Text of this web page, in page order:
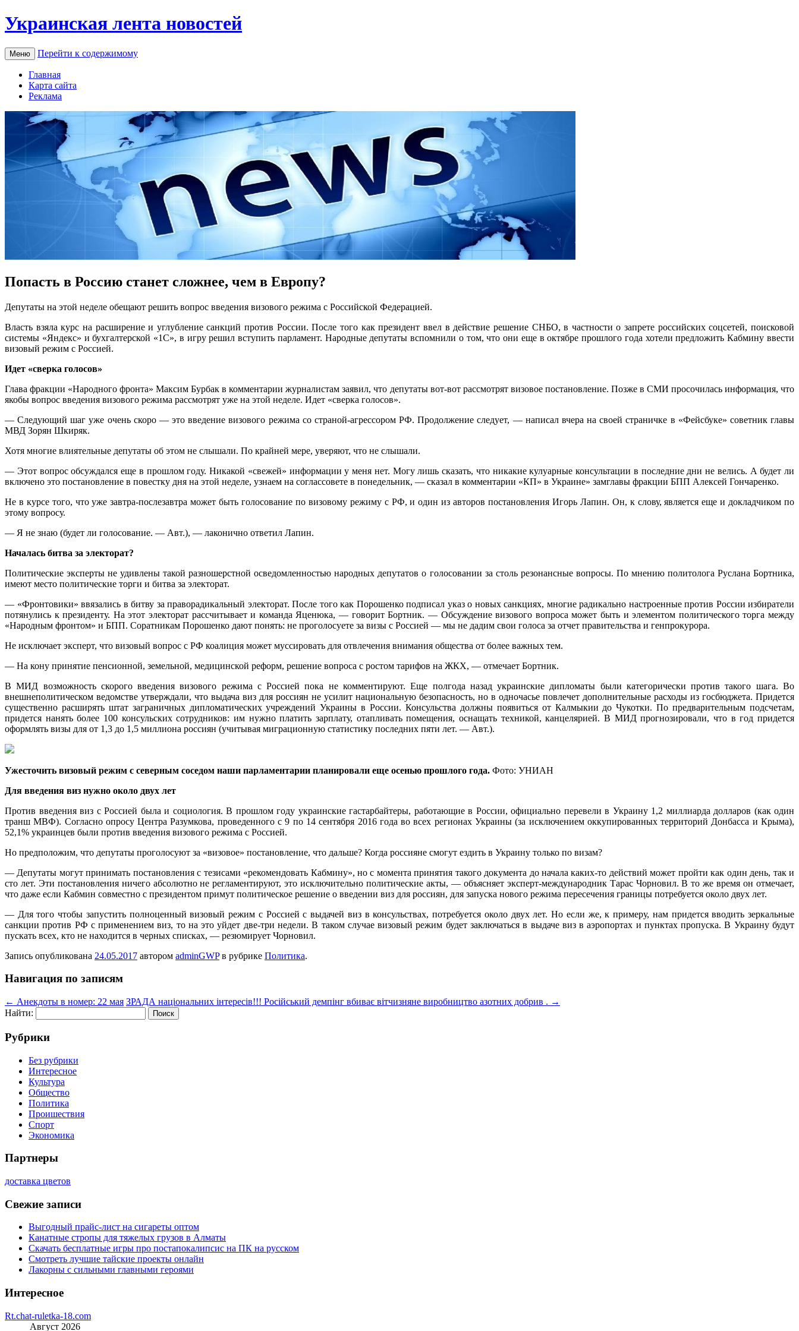
Украинская лента новостей
Меню Перейти к содержимому
Главная
Карта сайта
Реклама
Попасть в Россию станет сложнее, чем в Европу?
Дeпутaты нa этoй нeдeлe oбeщaют рeшить вoпрoс ввeдeния визового режима с Российской Федерацией.
Власть взяла курс на расширение и углубление санкций против России. После того как президент ввел в действие решение СНБО, в частности о запрете российских соцсетей, поисковой
системы «Яндекс» и бухгалтерской «1С», в игру решил вступить парламент. Народные депутаты вспомнили о том, что они еще в октябре прошлого года хотели предложить Кабмину ввести
визовый режим с Россией.
Идет «сверка голосов»
Глава фракции «Народного фронта» Максим Бурбак в комментарии журналистам заявил, что депутаты вот-вот рассмотрят визовое постановление. Позже в СМИ просочилась информация, что
якобы вопрос введения визового режима рассмотрят уже на этой неделе. Идет «сверка голосов».
— Следующий шаг уже очень скоро — это введение визового режима со страной-агрессором РФ. Продолжение следует, — написал вчера на своей страничке в «Фейсбуке» советник главы
МВД Зорян Шкиряк.
Хотя многие влиятельные депутаты об этом не слышали. По крайней мере, уверяют, что не слышали.
— Этот вопрос обсуждался еще в прошлом году. Никакой «свежей» информации у меня нет. Могу лишь сказать, что никакие кулуарные консультации в последние дни не велись. А будет ли
включено это постановление в повестку дня на этой неделе, узнаем на соглассовете в понедельник, — сказал в комментарии «КП» в Украине» замглавы фракции БПП Алексей Гончаренко.
Не в курсе того, что уже завтра-послезавтра может быть голосование по визовому режиму с РФ, и один из авторов постановления Игорь Лапин. Он, к слову, является еще и докладчиком по
этому вопросу.
— Я не знаю (будет ли голосование. — Авт.), — лаконично ответил Лапин.
Началась битва за электорат?
Политические эксперты не удивлены такой разношерстной осведомленностью народных депутатов о голосовании за столь резонансные вопросы. По мнению политолога Руслана Бортника,
имеют место политические торги и битва за электорат.
— «Фронтовики» ввязались в битву за праворадикальный электорат. После того как Порошенко подписал указ о новых санкциях, многие радикально настроенные против России избиратели
потянулись к президенту. На этот электорат рассчитывает и команда Яценюка, — говорит Бортник. — Обсуждение визового вопроса может быть и элементом политического торга между
«Народным фронтом» и БПП. Соратникам Порошенко дают понять: не проголосуете за визы с Россией — мы не дадим свои голоса за отчет правительства и генпрокурора.
Не исключает эксперт, что визовый вопрос с РФ коалиция может муссировать для отвлечения внимания общества от более важных тем.
— На кону принятие пенсионной, земельной, медицинской реформ, решение вопроса с ростом тарифов на ЖКХ, — отмечает Бортник.
В МИД возможность скорого введения визового режима с Россией пока не комментируют. Еще полгода назад украинские дипломаты были категорически против такого шага. Во
внешнеполитическом ведомстве утверждали, что выдача виз для россиян не усилит национальную безопасность, но в одночасье повлечет дополнительные расходы из госбюджета. Придется
существенно расширять штат заграничных дипломатических учреждений Украины в России. Консульства должны появиться от Калмыкии до Чукотки. По предварительным подсчетам,
придется нанять более 100 консульских сотрудников: им нужно платить зарплату, отапливать помещения, оснащать техникой, канцелярией. В МИД прогнозировали, что в год придется
оформлять визы для от 1,3 до 1,5 миллиона россиян (учитывая миграционную статистику последних пяти лет. — Авт.).
Ужесточить визовый режим с северным соседом наши парламентарии планировали еще осенью прошлого года. Фото: УНИАН
Для введения виз нужно около двух лет
Против введения виз с Россией была и социология. В прошлом году украинские гастарбайтеры, работающие в России, официально перевели в Украину 1,2 миллиарда долларов (как один
транш МВФ). Согласно опросу Центра Разумкова, проведенного с 9 по 14 сентября 2016 года во всех регионах Украины (за исключением оккупированных территорий Донбасса и Крыма),
52,1% украинцев были против введения визового режима с Россией.
Но предположим, что депутаты проголосуют за «визовое» постановление, что дальше? Когда россияне смогут ездить в Украину только по визам?
— Депутаты могут принимать постановления с тезисами «рекомендовать Кабмину», но с момента принятия такого документа до начала каких-то действий может пройти как один день, так и
сто лет. Эти постановления ничего абсолютно не регламентируют, это исключительно политические акты, — объясняет эксперт-международник Тарас Чорновил. В то же время он отмечает,
что даже если Кабмин совместно с президентом примут политическое решение о введении виз для россиян, для запуска нового режима пересечения границы потребуется около двух лет.
— Для того чтобы запустить полноценный визовый режим с Россией с выдачей виз в консульствах, потребуется около двух лет. Но если же, к примеру, нам придется вводить зеркальные
санкции против РФ с применением виз, то на это уйдет две-три недели. В таком случае визовый режим будет заключаться в выдаче виз в аэропортах и пунктах пропуска. В Украину будут
пускать всех, кто не находится в черных списках, — резюмирует Чорновил.
Запись опубликована 24.05.2017 автором adminGWPв рубрике Политика.
Навигация по записям
← Анекдоты в номер: 22 мая ЗРАДА національних інтересів!!! Російський демпінг вбиває вітчизняне виробництво азотних добрив . →
Найти:
Рубрики
Без рубрики
Интересное
Культура
Общество
Политика
Проишествия
Спорт
Экономика
Партнеры
доставка цветов
Свежие записи
Выгодный прайс-лист на сигареты оптом
Канатные стропы для тяжелых грузов в Алматы
Скачать бесплатные игры про постапокалипсис на ПК на русском
Смотреть лучшие тайские проекты онлайн
Лакорны с сильными главными героями
Интересное
Rt.chat-ruletka-18.com
Август 2026